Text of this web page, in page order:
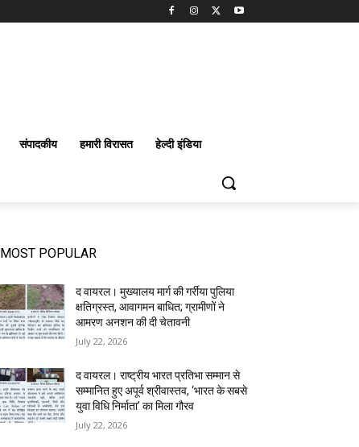
संपादकीय हमारी विरासत हेल्दी इंडिया
MOST POPULAR
द वायरल। मुख्यालय मार्ग की गर्रीया पुलिया
क्षतिग्रस्त, आवागमन बाधित; ग्रामीणों ने
आमरण अनशन की दी चेतावनी
July 22, 2026
द वायरल। राष्ट्रीय भारत प्रतिभा सम्मान से
सम्मानित हुए अपूर्व श्रीवास्तव, ‘भारत के सबसे
युवा विधि निर्माता’ का मिला गौरव
July 22, 2026